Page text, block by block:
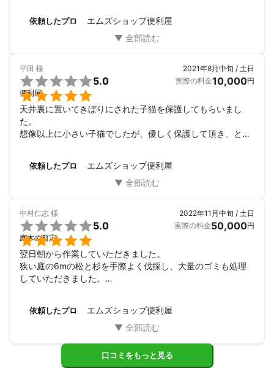
【Q】　「エムズショップ便利屋の魅力とはなんですか？？」
【A】　エムズショップ便利屋の魅力は何ですか？と聞かれたらこ
うお答えします。
1　相手の立場になって考えられる社員の人間力
ご安心して頂いて大丈夫です！
【Q】　匿名で依頼することは出来ますか？
本名や住所などのお客様のプライバシーは厳重に保管され
依頼したプロ エムズショップ便利屋
平田 様


5.0
便利屋
2021年8月中旬 / 土日
実際の料金10,000円
天井裏に置いてきぼりにされた子猫を保護してもらいまし
た。
想像以上に小さい子猫でしたが、優しく保護して頂き、とて
依頼したプロ エムズショップ便利屋
中村仁志 様


5.0
庭木の剪定
2022年11月中旬 / 土日
実際の料金50,000円
翌日朝から作業していただきました。
狭い庭の6mの松と杉を手際よく伐採し、大量のゴミも処理
していただきました。
依頼したプロ エムズショップ便利屋
口コミをもっと見る